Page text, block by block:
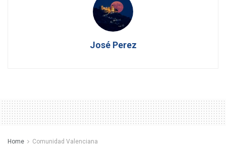
José Perez
Home Comunidad Valenciana